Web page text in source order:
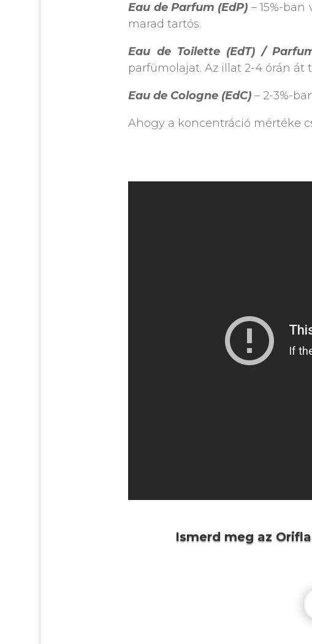
Eau de Parfum (EdP) – 15%-
marad tartós.
Eau de Toilette (EdT) /
parfümolajat. Az illat 2-4 órán át
Eau de Cologne (EdC) – 2-3%-
Ahogy a koncentráció mértéke
Ismerd meg az